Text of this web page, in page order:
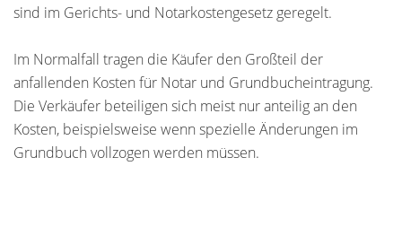
sind im Gerichts- und Notarkostengesetz geregelt.
Im Normalfall tragen die Käufer den Großteil der
anfallenden Kosten für Notar und Grundbucheintragung.
Die Verkäufer beteiligen sich meist nur anteilig an den
Kosten, beispielsweise wenn spezielle Änderungen im
Grundbuch vollzogen werden müssen.